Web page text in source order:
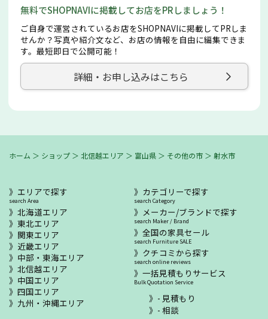
無料でSHOPNAVIに掲載してお店をPRしましょう！
ご自身で運営されているお店をSHOPNAVIに掲載してPRしま
せんか？写真や紹介文など、お店の情報を自由に編集できま
す。最短即日で公開可能！
詳細・お申し込みはこちら
ホーム ＞ ショップ ＞ 北信越エリア ＞ 富山県 ＞ その他の市 ＞ 射水市
エリアで探す
search Area
北海道エリア
東北エリア
関東エリア
近畿エリア
中部・東海エリア
北信越エリア
中国エリア
四国エリア
九州・沖縄エリア
カテゴリーで探す
search Category
メーカー/ブランドで探す
search Maker / Brand
全国の家具セール
search Furniture SALE
クチコミから探す
search online reviews
一括見積もりサービス
Bulk Quotation Service
- 見積もり
- 相談